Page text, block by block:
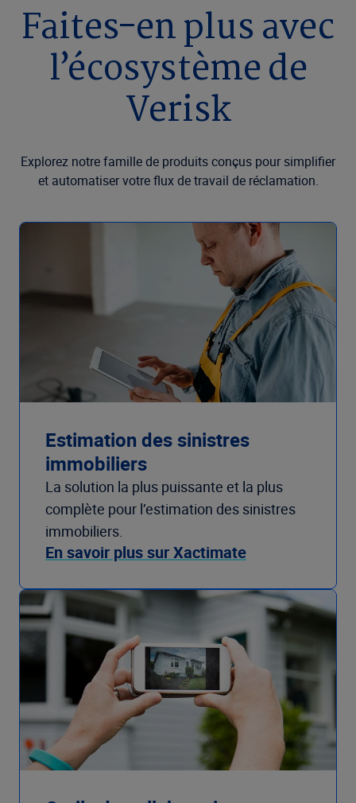
Faites-en plus avec
l’écosystème de
Verisk
Explorez notre famille de produits conçus pour simplifier
et automatiser votre flux de travail de réclamation.
Estimation des sinistres
immobiliers
La solution la plus puissante et la plus
complète pour l’estimation des sinistres
immobiliers.
En savoir plus sur Xactimate